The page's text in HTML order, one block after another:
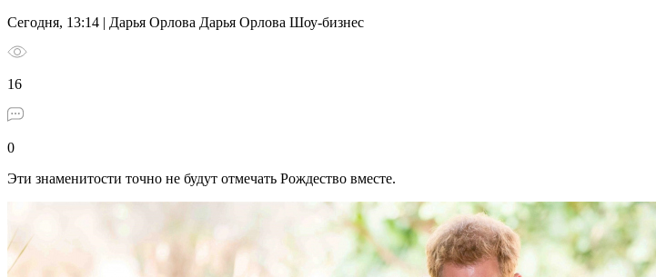
Сегодня, 13:14 | Дарья Орлова Дарья Орлова Шоу-бизнес
16
0
Эти знаменитости точно не будут отмечать Рождество вместе.